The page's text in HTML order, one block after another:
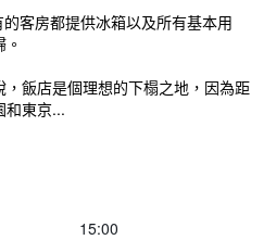
的客房都提供冰箱以及所有基本用
飯店是個理想的下榻之地，因為距
和東京...
15:00